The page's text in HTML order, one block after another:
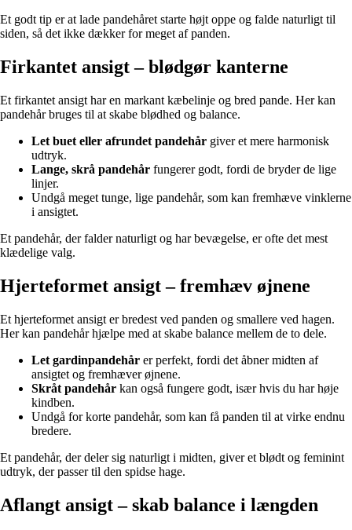
Et godt tip er at lade pandehåret starte højt oppe og falde naturligt til
siden, så det ikke dækker for meget af panden.
Firkantet ansigt – blødgør kanterne
Et firkantet ansigt har en markant kæbelinje og bred pande. Her kan
pandehår bruges til at skabe blødhed og balance.
Let buet eller afrundet pandehår giver et mere harmonisk
udtryk.
Lange, skrå pandehår fungerer godt, fordi de bryder de lige
linjer.
Undgå meget tunge, lige pandehår, som kan fremhæve vinklerne
i ansigtet.
Et pandehår, der falder naturligt og har bevægelse, er ofte det mest
klædelige valg.
Hjerteformet ansigt – fremhæv øjnene
Et hjerteformet ansigt er bredest ved panden og smallere ved hagen.
Her kan pandehår hjælpe med at skabe balance mellem de to dele.
Let gardinpandehår er perfekt, fordi det åbner midten af
ansigtet og fremhæver øjnene.
Skråt pandehår kan også fungere godt, især hvis du har høje
kindben.
Undgå for korte pandehår, som kan få panden til at virke endnu
bredere.
Et pandehår, der deler sig naturligt i midten, giver et blødt og feminint
udtryk, der passer til den spidse hage.
Aflangt ansigt – skab balance i længden